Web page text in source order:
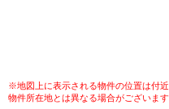
※地図上に表示される物件の位置は付
物件所在地とは異なる場合がございます